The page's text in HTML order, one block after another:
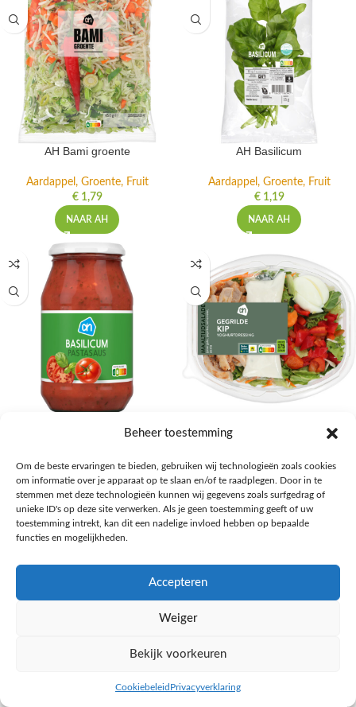
Beheer toestemming
Om de beste ervaringen te bieden, gebruiken wij technologieën zoals cookies
om informatie over je apparaat op te slaan en/of te raadplegen. Door in te
stemmen met deze technologieën kunnen wij gegevens zoals surfgedrag of
unieke ID's op deze site verwerken. Als je geen toestemming geeft of uw
toestemming intrekt, kan dit een nadelige invloed hebben op bepaalde
functies en mogelijkheden.
Accepteren
Weiger
Bekijk voorkeuren
Cookiebeleid Privacyverklaring
AH Bami groente
Aardappel, Groente, Fruit
€1,79
NAAR AH
AH Basilicum
Aardappel, Groente, Fruit
€1,19
NAAR AH
€1,59
NAAR AH
Salades,Pizza, Maaltijden
€3,39
NAAR AH